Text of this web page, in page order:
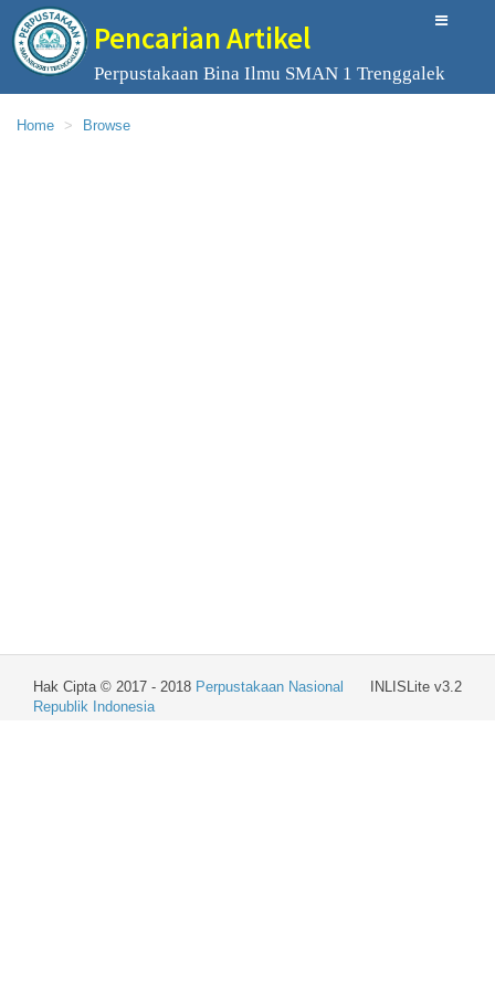
Pencarian Artikel
Perpustakaan Bina Ilmu SMAN 1 Trenggalek
Home Browse
INLISLite v3.2
Hak Cipta © 2017 - 2018 Perpustakaan Nasional
Republik Indonesia